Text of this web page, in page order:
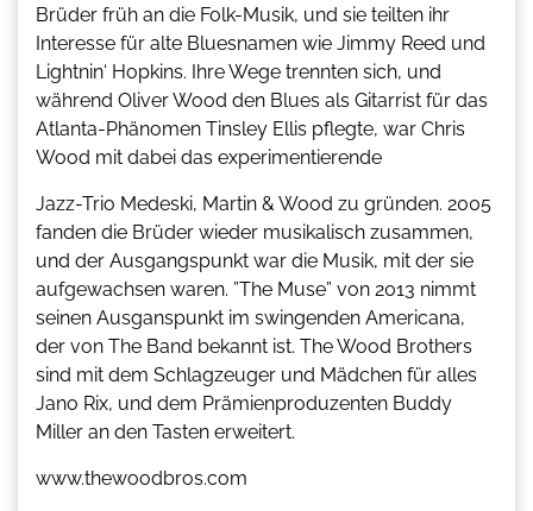
Brüder früh an die Folk-Musik, und sie teilten ihr
Interesse für alte Bluesnamen wie Jimmy Reed und
Lightnin‘ Hopkins. Ihre Wege trennten sich, und
während Oliver Wood den Blues als Gitarrist für das
Atlanta-Phänomen Tinsley Ellis pflegte, war Chris
Wood mit dabei das experimentierende
Jazz-Trio Medeski, Martin & Wood zu gründen. 2005
fanden die Brüder wieder musikalisch zusammen,
und der Ausgangspunkt war die Musik, mit der sie
aufgewachsen waren. ”The Muse” von 2013 nimmt
seinen Ausganspunkt im swingenden Americana,
der von The Band bekannt ist. The Wood Brothers
sind mit dem Schlagzeuger und Mädchen für alles
Jano Rix, und dem Prämienproduzenten Buddy
Miller an den Tasten erweitert.
www.thewoodbros.com